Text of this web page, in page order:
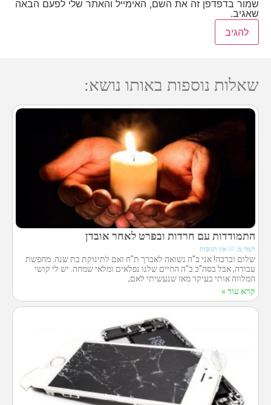
שמור בדפדפן זה את השם, האימייל והאתר שלי לפעם הבאה
שאגיב.
שאלות נוספות באותו נושא:
התמודדות עם חרדות ובפרט לאחר אובדן
תמר מ. אין תגובות
שלום וברכה! אני ב"ה נשואה לאברך ת"ח ואם לתינוקת בת שנה. מחפשת
עבודה, אבל בסה"כ ב"ה החיים שלנו נפלאים ומלאי שמחה. יש לי קושי
המלווה אותי בעיקר מאז שנעשיתי לאם,
קרא עוד »